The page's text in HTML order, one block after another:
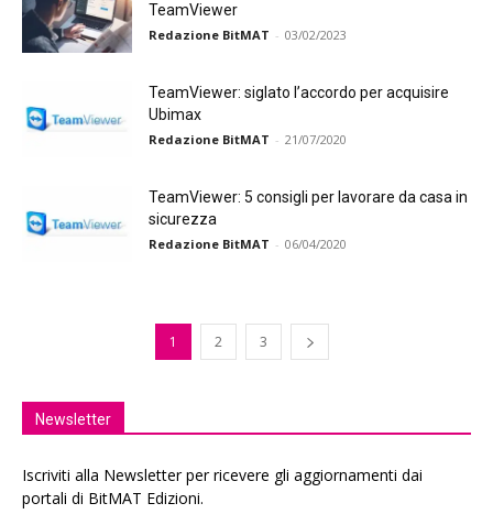
TeamViewer
Redazione BitMAT - 03/02/2023
TeamViewer: siglato l’accordo per acquisire
Ubimax
Redazione BitMAT - 21/07/2020
TeamViewer: 5 consigli per lavorare da casa in
sicurezza
Redazione BitMAT - 06/04/2020
1 2 3
Newsletter
Iscriviti alla Newsletter per ricevere gli aggiornamenti dai
portali di BitMAT Edizioni.